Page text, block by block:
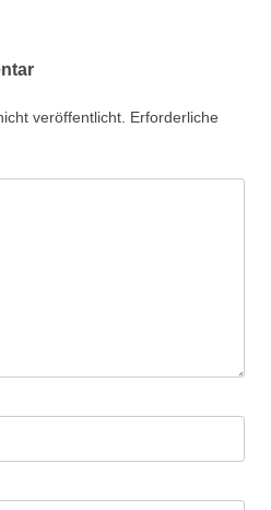
veröffentlicht. Erforderliche